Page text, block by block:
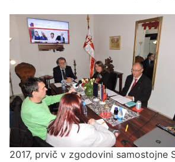
2017, prvič v zgodovini samostojne